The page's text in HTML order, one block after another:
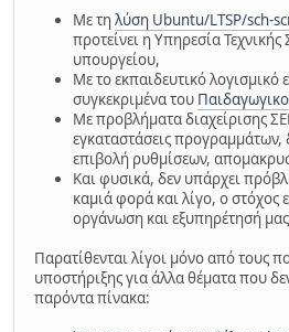
Με τηλύση Ubuntu/LTSP/sch-
προτείνει η Υπηρεσία
υπουργείου,
Με το εκπαιδευτικό λογισμικό
συγκεκριμένα του
Με προβλήματα διαχείρισης
εγκαταστάσεις προγραμμάτων,
επιβολή ρυθμίσεων,
Και φυσικά, δεν υπάρχει
καμιά φορά και λίγο, ο στόχος
οργάνωση και εξυπηρέτησή
Παρατίθενται λίγοι μόνο από τους
υποστήριξης για άλλα θέματα που
παρόντα πίνακα: